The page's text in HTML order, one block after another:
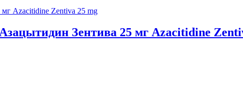
Зентива 25 мг Azacitidine